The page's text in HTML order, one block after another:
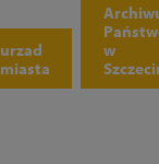
urzad
miasta
w